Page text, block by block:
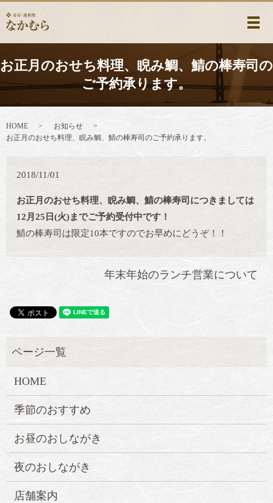
メ
お正月のおせち料理、睨み鯛、鯖の棒寿司の
ご予約承ります。
HOME
お知らせ
お正月のおせち料理、睨み鯛、鯖の棒寿司のご予約承ります。
2018/11/01
お正月のおせち料理、睨み鯛、鯖の棒寿司につきましては
12月25日(火)までご予約受付中です！
鯖の棒寿司は限定10本ですのでお早めにどうぞ！！
年末年始のランチ営業について
HOME
季節のおすすめ
お昼のおしながき
夜のおしながき
店舗案内